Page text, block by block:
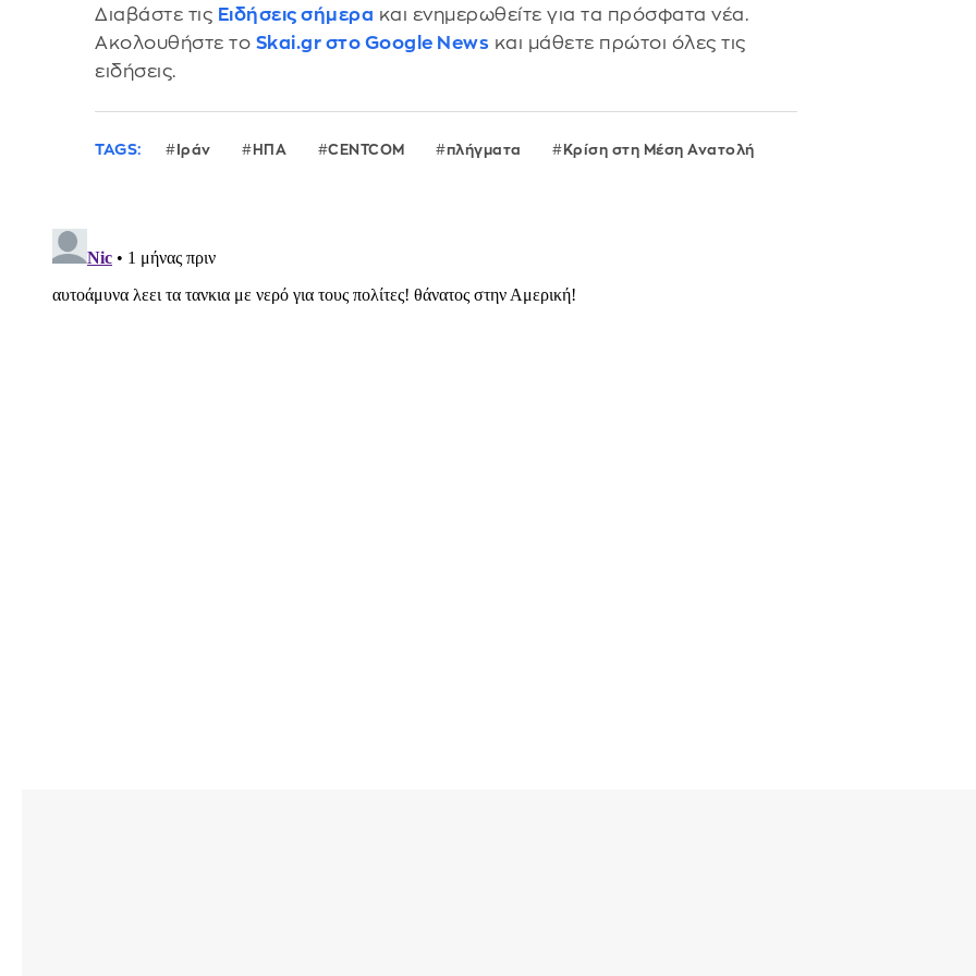
Διαβάστε τις Ειδήσεις σήμερα και ενημερωθείτε για τα πρόσφατα νέα.
Ακολουθήστε το Skai.gr στο Google News και μάθετε πρώτοι όλες τις
ειδήσεις.
TAGS: Ιράν ΗΠΑ CENTCOM πλήγματα Κρίση στη Μέση Ανατολή